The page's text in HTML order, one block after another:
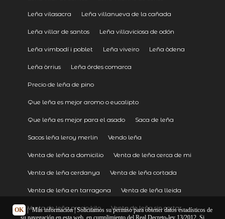
Leña vilasacra Leña villanueva de la cañada
Leña villar de santos Leña villaviciosa de odón
Leña vimbodí i poblet Leña viveiro Leña òdena
Leña òrrius Leña órdes comarca
Precio de leña de pino
Que leña es mejor aromo o eucalipto
Que leña es mejor para el asado Saca de leña
Sacos leña leroy merlin Vendo leña
Venta de leña a domicilio Venta de leña cerca de mi
Venta de leña cerdanya Venta de leña cortada
Venta de leña en tarragona Venta de leña lleida
Venta de leña precio kilo Venta de leña sin cortar
OK | Más información| Solicitamos su permiso para obtener datos estadísticos de
su navegación en esta web, en cumplimiento del Real Decreto-ley 13/2012. Si